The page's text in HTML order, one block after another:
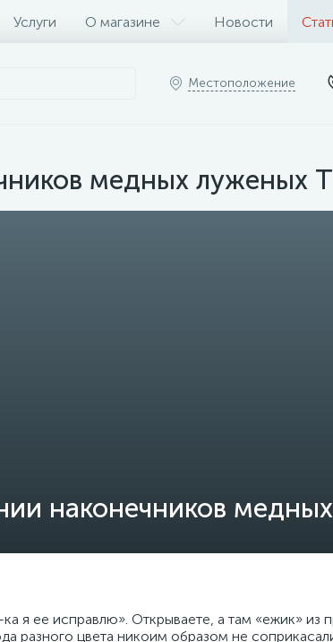
Услуги О магазине Новости
Местоположение
медных луженых
наконечников
я ее исправлю». Открываете, а там «ежик» из
разного цвета никоим образом не